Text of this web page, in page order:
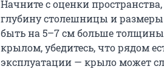
Начните с оценки
глубину столешницы и
быть на 5–7 см больше
крылом, убедитесь, что рядом
эксплуатации — крыло может